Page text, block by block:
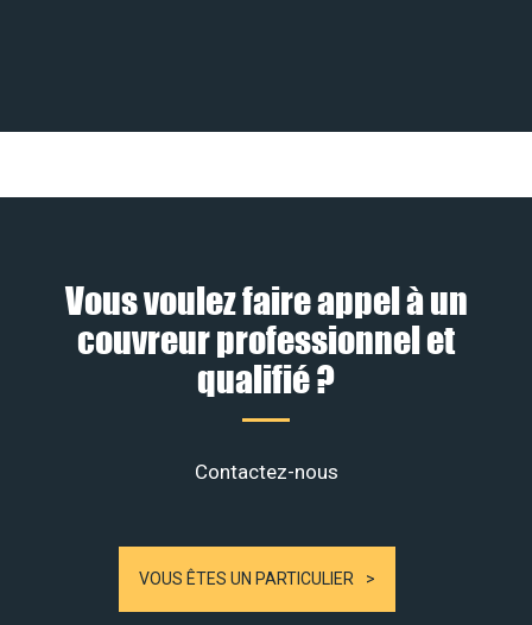
Vous voulez faire appel à un
couvreur professionnel et
qualifié ?
Contactez-nous
VOUS ÊTES UN PARTICULIER